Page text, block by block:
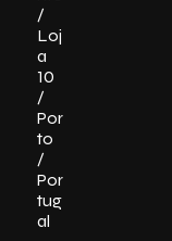
/
Loj
a
10
/
Por
to
/
Por
tug
al